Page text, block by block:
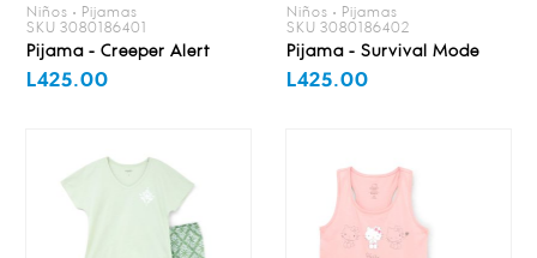
Niños • Pijamas
SKU 3080186401
Pijama - Creeper Alert
L425.00
Niños • Pijamas
SKU 3080186402
Pijama - Survival Mode
L425.00